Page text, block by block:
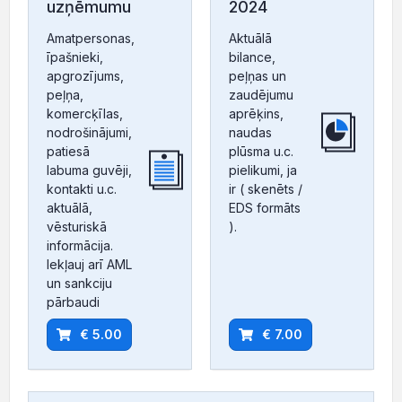
uzņēmumu
Amatpersonas,
īpašnieki,
apgrozījums,
peļņa,
komercķīlas,
nodrošinājumi,
patiesā
labuma guvēji,
kontakti u.c.
aktuālā,
vēsturiskā
informācija.
Iekļauj arī AML
un sankciju
pārbaudi
€ 5.00
2024
Aktuālā
bilance,
peļņas un
zaudējumu
aprēķins,
naudas
plūsma u.c.
pielikumi, ja
ir ( skenēts /
EDS formāts
).
€ 7.00